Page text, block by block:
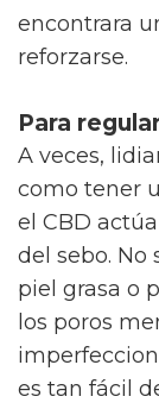
encontrara
reforzarse.
Para
A veces,
como tener
el CBD
del sebo. No
piel grasa o
los poros
es tan fácil